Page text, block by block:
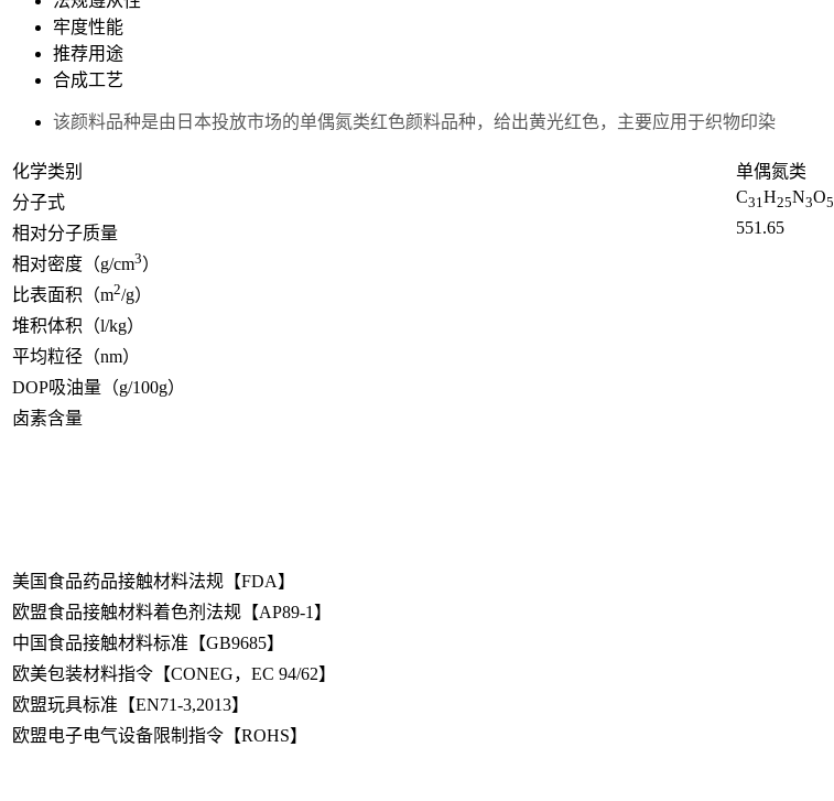
牢度性能
推荐用途
合成工艺
该颜料品种是由日本投放市场的单偶氮类红色颜料品种，给出黄光红色，主要应用于织物印染
化学类别
单偶氮类
分子式
C31H25N3O5
相对分子质量
551.65
相对密度（g/cm3）
比表面积（m2/g）
堆积体积（l/kg）
平均粒径（nm）
DOP吸油量（g/100g）
卤素含量
美国食品药品接触材料法规【FDA】
欧盟食品接触材料着色剂法规【AP89-1】
中国食品接触材料标准【GB9685】
欧美包装材料指令【CONEG，EC 94/62】
欧盟玩具标准【EN71-3,2013】
欧盟电子电气设备限制指令【ROHS】